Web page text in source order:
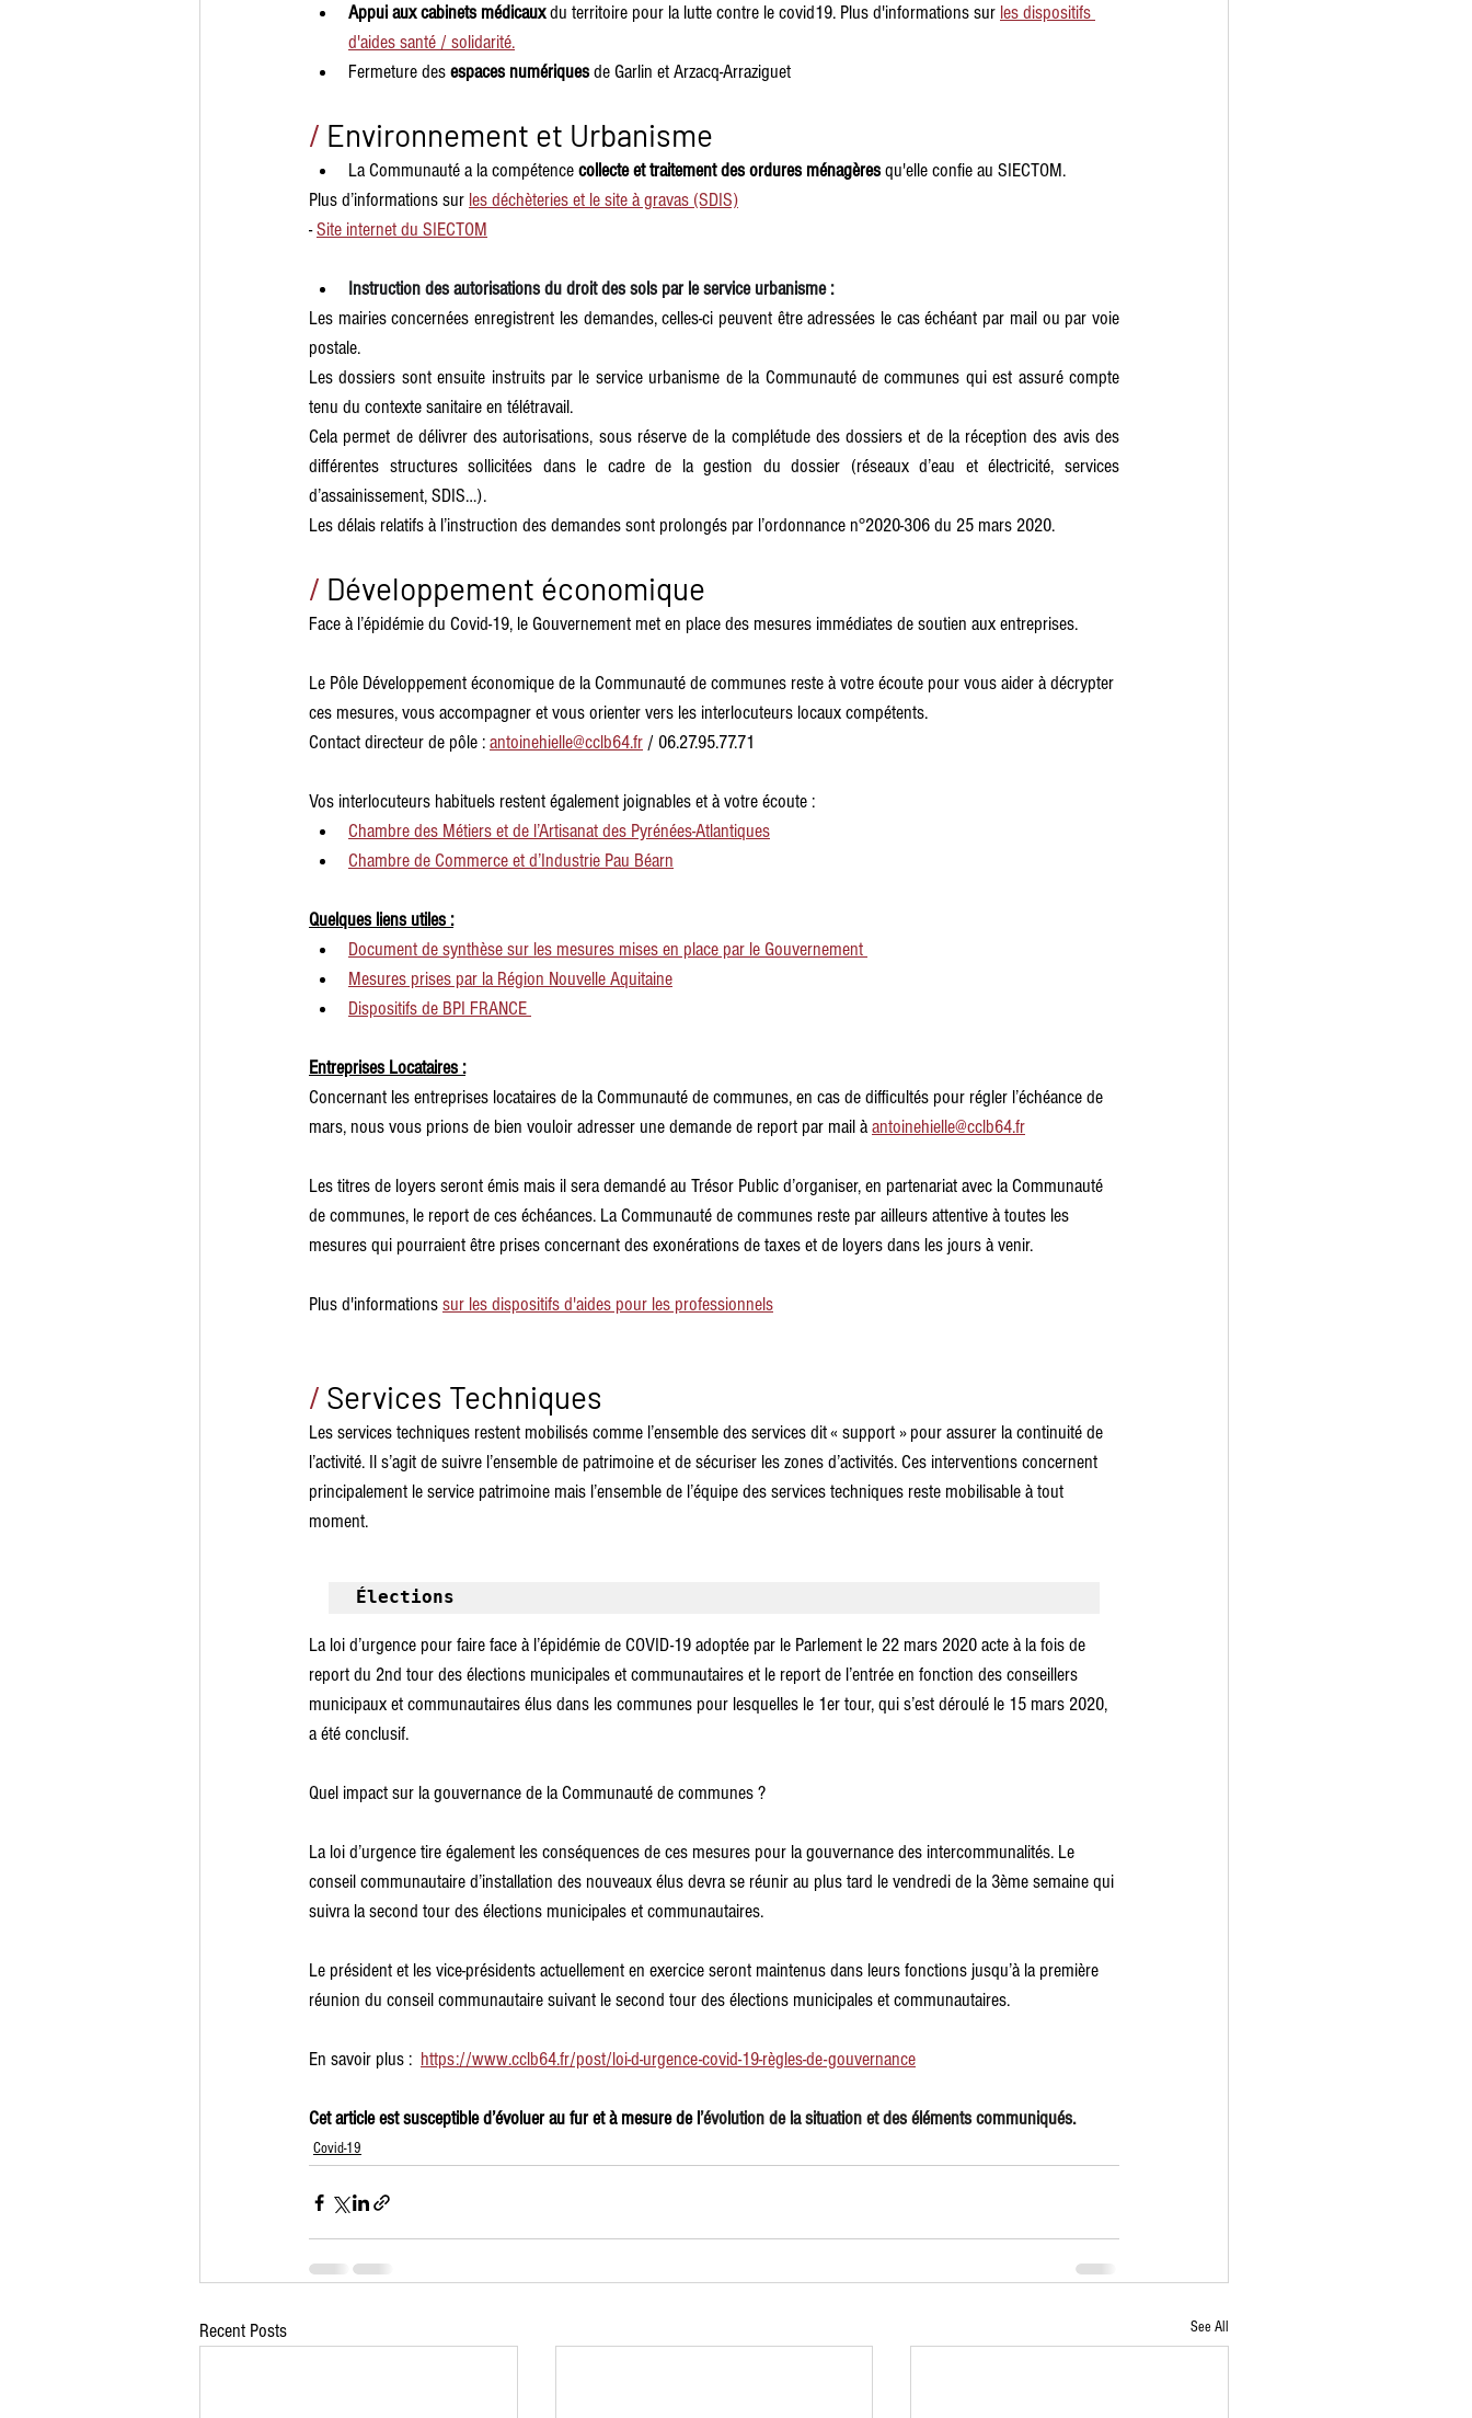
Appui aux cabinets médicaux du territoire pour la lutte contre le covid19. Plus d'informations sur les dispositifs
d'aides santé / solidarité.
Fermeture des espaces numériques de Garlin et Arzacq-Arraziguet
/ Environnement et Urbanisme
La Communauté a la compétence collecte et traitement des ordures ménagères qu'elle confie au SIECTOM.
Plus d’informations sur les déchèteries et le site à gravas (SDIS)
-Site internet du SIECTOM
Instruction des autorisations du droit des sols par le service urbanisme :
Les mairies concernées enregistrent les demandes, celles-ci peuvent être adressées le cas échéant par mail ou par voie
postale.
Les dossiers sont ensuite instruits par le service urbanisme de la Communauté de communes qui est assuré compte
tenu du contexte sanitaire en télétravail.
Cela permet de délivrer des autorisations, sous réserve de la complétude des dossiers et de la réception des avis des
différentes structures sollicitées dans le cadre de la gestion du dossier (réseaux d’eau et électricité, services
d’assainissement, SDIS…).
Les délais relatifs à l’instruction des demandes sont prolongés par l’ordonnance n°2020-306 du 25 mars 2020.
/ Développement économique
Face à l’épidémie du Covid-19, le Gouvernement met en place des mesures immédiates de soutien aux entreprises.
Le Pôle Développement économique de la Communauté de communes reste à votre écoute pour vous aider à décrypter
ces mesures, vous accompagner et vous orienter vers les interlocuteurs locaux compétents.
Contact directeur de pôle : antoinehielle@cclb64.fr / 06.27.95.77.71
Vos interlocuteurs habituels restent également joignables et à votre écoute :
Chambre des Métiers et de l’Artisanat des Pyrénées-Atlantiques
Chambre de Commerce et d’Industrie Pau Béarn
Quelques liens utiles :
Document de synthèse sur les mesures mises en place par le Gouvernement
Mesures prises par la Région Nouvelle Aquitaine
Dispositifs de BPI FRANCE
Entreprises Locataires :
Concernant les entreprises locataires de la Communauté de communes, en cas de difficultés pour régler l’échéance de
mars, nous vous prions de bien vouloir adresser une demande de report par mail à antoinehielle@cclb64.fr
Les titres de loyers seront émis mais il sera demandé au Trésor Public d’organiser, en partenariat avec la Communauté
de communes, le report de ces échéances. La Communauté de communes reste par ailleurs attentive à toutes les
mesures qui pourraient être prises concernant des exonérations de taxes et de loyers dans les jours à venir.
Plus d'informations sur les dispositifs d'aides pour les professionnels
/ Services Techniques
Les services techniques restent mobilisés comme l’ensemble des services dit « support » pour assurer la continuité de
l’activité. Il s’agit de suivre l’ensemble de patrimoine et de sécuriser les zones d’activités. Ces interventions concernent
principalement le service patrimoine mais l’ensemble de l’équipe des services techniques reste mobilisable à tout
moment.
Élections
La loi d’urgence pour faire face à l’épidémie de COVID-19 adoptée par le Parlement le 22 mars 2020 acte à la fois de
report du 2nd tour des élections municipales et communautaires et le report de l’entrée en fonction des conseillers
municipaux et communautaires élus dans les communes pour lesquelles le 1er tour, qui s’est déroulé le 15 mars 2020,
a été conclusif.
Quel impact sur la gouvernance de la Communauté de communes ?
La loi d’urgence tire également les conséquences de ces mesures pour la gouvernance des intercommunalités. Le
conseil communautaire d’installation des nouveaux élus devra se réunir au plus tard le vendredi de la 3ème semaine qui
suivra la second tour des élections municipales et communautaires.
Le président et les vice‑présidents actuellement en exercice seront maintenus dans leurs fonctions jusqu’à la première
réunion du conseil communautaire suivant le second tour des élections municipales et communautaires.
En savoir plus : https://www.cclb64.fr/post/loi-d-urgence-covid-19-règles-de-gouvernance
Cet article est susceptible d’évoluer au fur et à mesure de l’évolution de la situation et des éléments communiqués.
Covid-19
Recent Posts See All